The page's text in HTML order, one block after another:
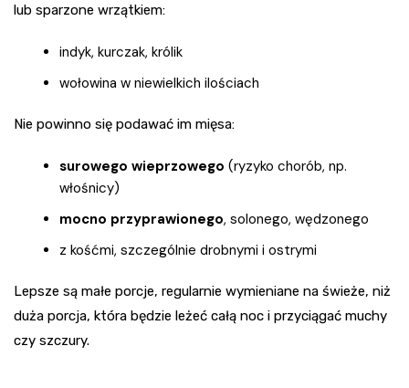
lub sparzone wrzątkiem:
indyk, kurczak, królik
wołowina w niewielkich ilościach
Nie powinno się podawać im mięsa:
surowego wieprzowego (ryzyko chorób, np.
włośnicy)
mocno przyprawionego, solonego, wędzonego
z kośćmi, szczególnie drobnymi i ostrymi
Lepsze są małe porcje, regularnie wymieniane na świeże, niż
duża porcja, która będzie leżeć całą noc i przyciągać muchy
czy szczury.